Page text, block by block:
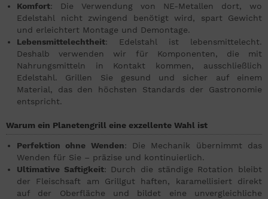
Komfort: Die Verwendung von NE-Metallen dort, wo
Edelstahl nicht zwingend benötigt wird, spart Gewicht
und erleichtert Montage und Demontage.
Lebensmittelechtheit: Edelstahl ist lebensmittelecht.
Deshalb verwenden wir für Komponenten, die mit
Nahrungsmitteln in Kontakt kommen, ausschließlich
Edelstahl. Grillen Sie gesund und sicher auf einem
Material, das den höchsten Standards der Gastronomie
entspricht.
Warum ein Planetengrill eine exzellente Wahl ist
Perfektion ohne Wenden: Die Mechanik übernimmt das
Wenden für Sie – präzise und kontinuierlich.
Ultimative Saftigkeit: Durch die ständige Rotation bleibt
der Fleischsaft am Grillgut haften, karamellisiert direkt
auf der Oberfläche und bildet eine unvergleichliche